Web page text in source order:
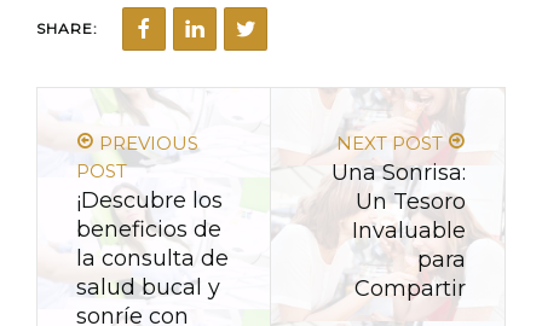
SHARE:
PREVIOUS
POST
¡Descubre los
beneficios de
la consulta de
salud bucal y
sonríe con
NEXT POST
Una Sonrisa:
Un Tesoro
Invaluable
para
Compartir